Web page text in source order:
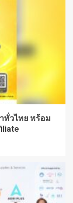
ทั่วไทย พร้อม